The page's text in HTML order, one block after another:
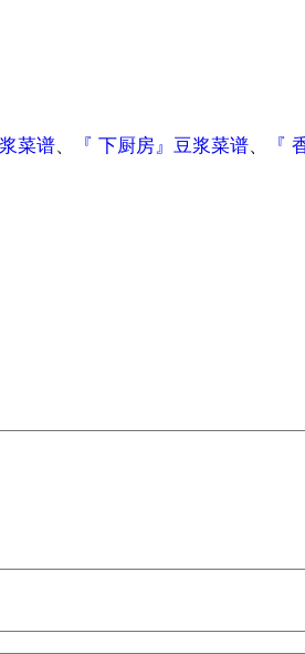
菜谱、 『 下厨房』豆浆菜谱、 『